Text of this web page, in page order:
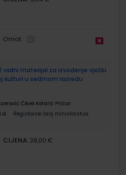
Omot
radni materijal za izvođenje vježbi
kulturi u sedmom razredu
Čikeš Kolarić Ptičar
Registarski broj ministarstva:
CIJENA: 28,00 €